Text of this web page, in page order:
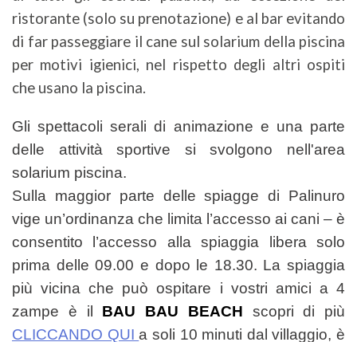
ristorante (solo su prenotazione) e al bar evitando
di far passeggiare il cane sul solarium della piscina
per motivi igienici, nel rispetto degli altri ospiti
che usano la piscina.
Gli spettacoli serali di animazione e una parte
delle attività sportive si svolgono nell'area
solarium piscina.
Sulla maggior parte delle spiagge di Palinuro
vige un’ordinanza che limita l’accesso ai cani – è
consentito l’accesso alla spiaggia libera solo
prima delle 09.00 e dopo le 18.30. La spiaggia
più vicina che può ospitare i vostri amici a 4
zampe è il BAU BAU BEACH scopri di più
CLICCANDO QUIa soli 10 minuti dal villaggio, è